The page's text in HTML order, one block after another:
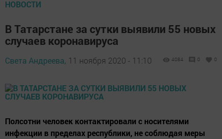
НОВОСТИ
В Татарстане за сутки выявили 55 новых
случаев коронавируса
Света Андреева, 11 ноября 2020 - 11:10 4084 0 0
Полсотни человек контактировали с носителями
инфекции в пределах республики, не соблюдая меры